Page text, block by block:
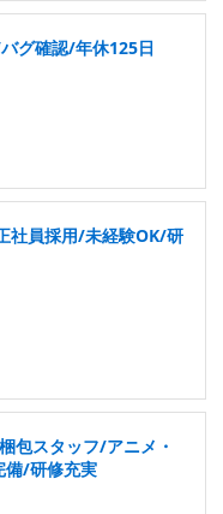
グ確認/年休125日
社員採用/未経験OK/研
包スタッフ/アニメ・
備/研修充実